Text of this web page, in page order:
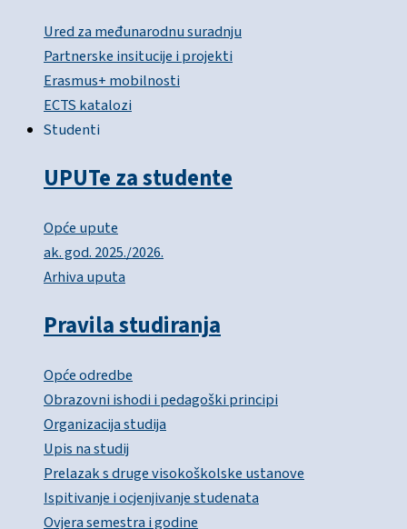
Ured za međunarodnu suradnju
Partnerske insitucije i projekti
Erasmus+ mobilnosti
ECTS katalozi
Studenti
UPUTe za studente
Opće upute
ak. god. 2025./2026.
Arhiva uputa
Pravila studiranja
Opće odredbe
Obrazovni ishodi i pedagoški principi
Organizacija studija
Upis na studij
Prelazak s druge visokoškolske ustanove
Ispitivanje i ocjenjivanje studenata
Ovjera semestra i godine